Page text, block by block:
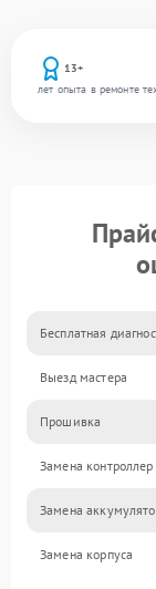
13+
лет опыта в ремонте
Бесплатная
Выезд мастера
Прошивка
Замена
Замена
Замена корпуса